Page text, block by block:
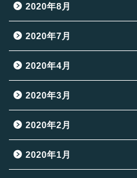
2020年8月
2020年7月
2020年4月
2020年3月
2020年2月
2020年1月